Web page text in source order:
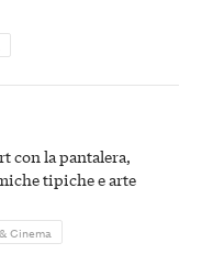
con la pantalera,
tipiche e arte
Cinema